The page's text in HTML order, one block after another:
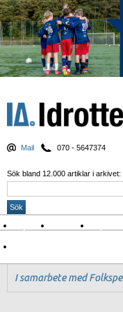
Mail 070 - 5647374
Sök bland 12.000 artiklar i arkivet:
Nyheter Krönikor Sport
I samarbete med